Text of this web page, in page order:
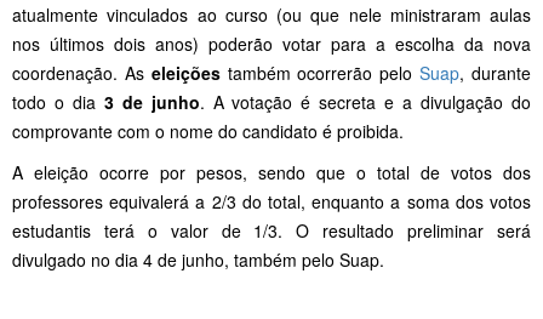
atualmente vinculados ao curso (ou que nele ministraram aulas
nos últimos dois anos) poderão votar para a escolha da nova
coordenação. As eleiçõestambém ocorrerão peloSuap, durante
todo o dia 3 de junho. A votação é secreta e a divulgação do
comprovante com o nome do candidato é proibida.
A eleição ocorre por pesos, sendo que o total de votos dos
professores equivalerá a 2/3 do total, enquanto a soma dos votos
estudantis terá o valor de 1/3. O resultado preliminar será
divulgado no dia 4 de junho, também pelo Suap.